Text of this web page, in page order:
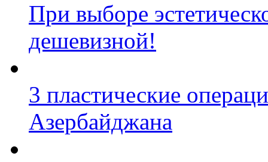
При выборе
дешевизной!
3 пластические
Азербайджана